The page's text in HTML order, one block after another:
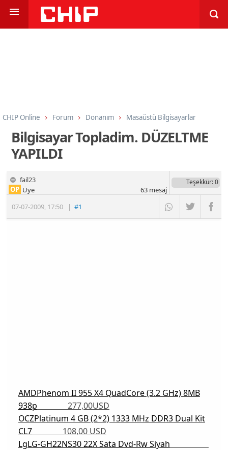
CHIP Online Forum Donanım Masaüstü Bilgisayarlar
Bilgisayar Topladim. DÜZELTME
YAPILDI
fail23
07-07-2009, 17:50 |#1
OP Üye
Teşekkür: 0
63mesaj
AMDPhenom II 955 X4 QuadCore (3.2 GHz) 8MB
938p 277,00USD
OCZPlatinum 4 GB (2*2) 1333 MHz DDR3 Dual Kit
CL7108,00 USD
LgLG-GH22NS30 22X Sata Dvd-Rw Siyah